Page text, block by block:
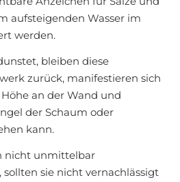
aufsteigenden Wasser im
werden.
bleiben diese
zurück, manifestieren sich
an der Wand und
der Schaum oder
kann.
nicht unmittelbar
sie nicht vernachlässigt